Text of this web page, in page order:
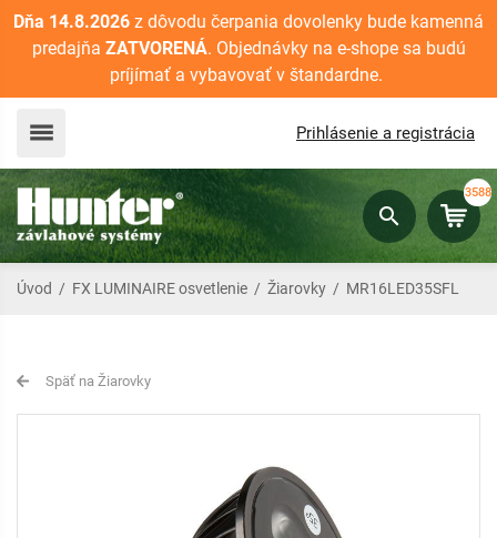
Dňa 14.8.2026 z dôvodu čerpania dovolenky bude kamenná
predajňa ZATVORENÁ. Objednávky na e-shope sa budú
príjímať a vybavovať v štandardne.
Prihlásenie a registrácia
3588
Úvod / FX LUMINAIRE osvetlenie / Žiarovky / MR16LED35SFL
Späť na Žiarovky